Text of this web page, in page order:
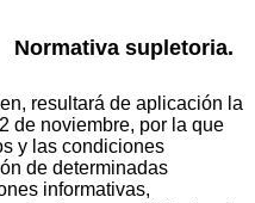
supletoria.
resultará de aplicación la
de noviembre, por la que
y las condiciones
de determinadas
informativas,